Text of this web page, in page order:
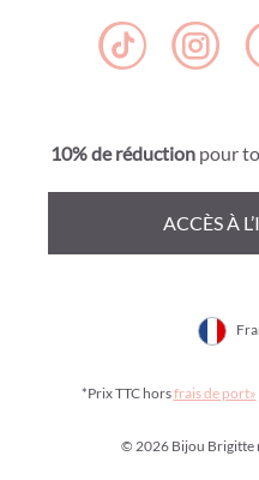
10% de réduction pour
ACCÈS À
*Prix TTC horsfrais de port»
© 2026 Bijou Brigitte